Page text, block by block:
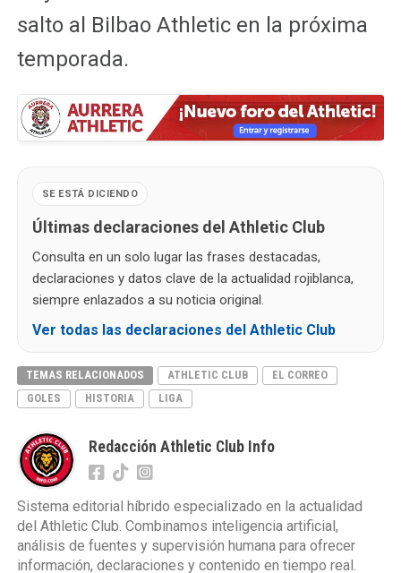
salto al Bilbao Athletic en la próxima
temporada.
SE ESTÁ DICIENDO
Últimas declaraciones del Athletic Club
Consulta en un solo lugar las frases destacadas,
declaraciones y datos clave de la actualidad rojiblanca,
siempre enlazados a su noticia original.
Ver todas las declaraciones del Athletic Club
TEMAS RELACIONADOS ATHLETIC CLUB
EL CORREO
GOLES
HISTORIA LIGA
Redacción Athletic Club Info
Sistema editorial híbrido especializado en la actualidad
del Athletic Club. Combinamos inteligencia artificial,
análisis de fuentes y supervisión humana para ofrecer
información, declaraciones y contenido en tiempo real.